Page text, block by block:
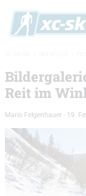
Reit im
Mario Felgenhauer - 19.